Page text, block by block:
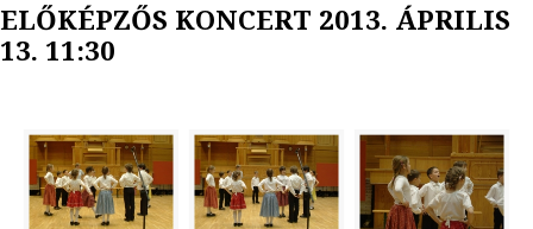
ELŐKÉPZŐS KONCERT 2013. ÁPRILIS
13. 11:30